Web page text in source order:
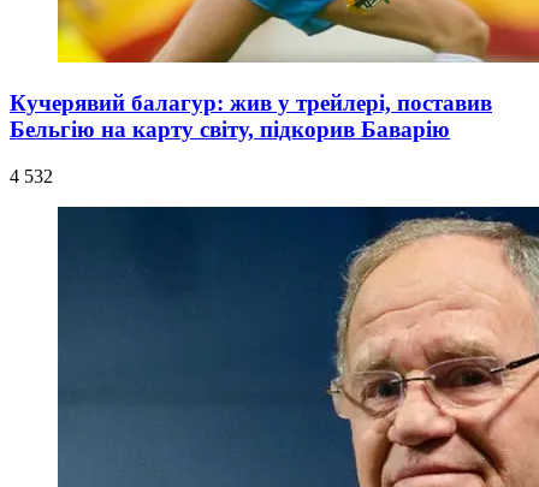
Кучерявий балагур: жив у трейлері, поставив
Бельгію на карту світу, підкорив Баварію
4 532